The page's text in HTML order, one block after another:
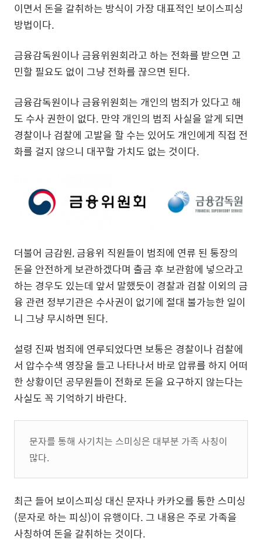
이면서 돈을 갈취하는 방식이 가장 대표적인 보이스피싱
방법이다.
금융감독원이나 금융위원회라고 하는 전화를 받으면 고
민할 필요도 없이 그냥 전화를 끊으면 된다.
금융감독원이나 금융위원회는 개인의 범죄가 있다고 해
도 수사 권한이 없다. 만약 개인의 범죄 사실을 알게 되면
경찰이나 검찰에 고발을 할 수는 있어도 개인에게 직접 전
화를 걸지 않으니 대꾸할 가치도 없는 것이다.
더불어 금감원, 금융위 직원들이 범죄에 연류 된 통장의
돈을 안전하게 보관하겠다며 출금 후 보관함에 넣으라고
하는 경우도 있는데 앞서 말했듯이 경찰과 검찰 이외의 금
융 관련 정부기관은 수사권이 없기에 절대 불가능한 일이
니 그냥 무시하면 된다.
설령 진짜 범죄에 연루되었다면 보통은 경찰이나 검찰에
서 압수수색 영장을 들고 나타나서 바로 압류를 하지 어떠
한 상황이던 공무원들이 전화로 돈을 요구하지 않는다는
사실도 꼭 기억하기 바란다.
문자를 통해 사기치는 스미싱은 대부분 가족 사칭이
많다.
최근 들어 보이스피싱 대신 문자나 카카오를 통한 스미싱
(문자로 하는 피싱)이 유행이다. 그 내용은 주로 가족을
사칭하여 돈을 갈취하는 것이다.